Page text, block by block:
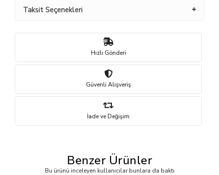
Taksit Seçenekleri
Hızlı Gönderi
Güvenli Alışveriş
İade ve Değişim
Benzer Ürünler
Bu ürünü inceleyen kullanıcılar bunlara da baktı